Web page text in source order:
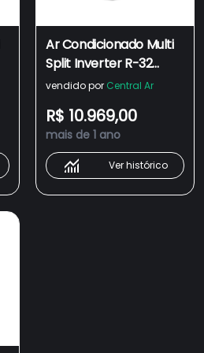
Ar Condicionado Multi
Split Inverter R-32
Daikin 18.000 Btus (3x
vendido por Central Ar
R$ 10.969,00
mais de 1 ano
Ver histórico